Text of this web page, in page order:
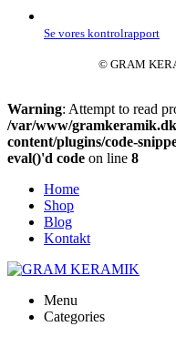
Se vores kontrolrapport
© GRAM
Warning: Attempt to read
/var/www/
content/plugins/code-
eval()'d code on line 8
Home
Shop
Blog
Kontakt
Menu
Categories